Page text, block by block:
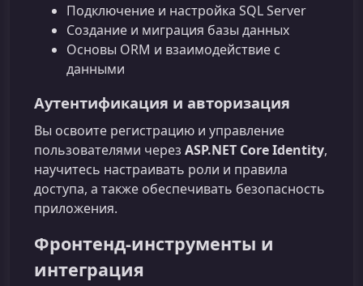
Подключение и настройка SQL Server
Создание и миграция базы данных
Основы ORM и взаимодействие с
данными
Аутентификация и авторизация
Вы освоите регистрацию и управление
пользователями через ASP.NET Core Identity,
научитесь настраивать роли и правила
доступа, а также обеспечивать безопасность
приложения.
Фронтенд‑инструменты и
интеграция